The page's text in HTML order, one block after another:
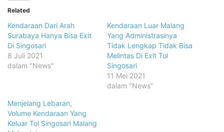
Related
Kendaraan Dari Arah
Surabaya Hanya Bisa Exit
Di Singosari
8 Juli 2021
dalam "News"
Kendaraan Luar Malang
Yang Administrasinya
Tidak Lengkap Tidak Bisa
Melintas Di Exit Tol
Singosari
11 Mei 2021
dalam "News"
Menjelang Lebaran,
Volume Kendaraan Yang
Keluar Tol Singosari Malang